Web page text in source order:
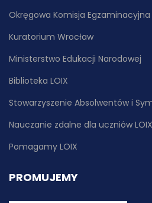
Okręgowa Komisja Egzaminacyjna
Kuratorium Wrocław
Ministerstwo Edukacji Narodowej
Biblioteka LOIX
Stowarzyszenie Absolwentów i
Nauczanie zdalne dla uczniów LOIX
Pomagamy LOIX
PROMUJEMY